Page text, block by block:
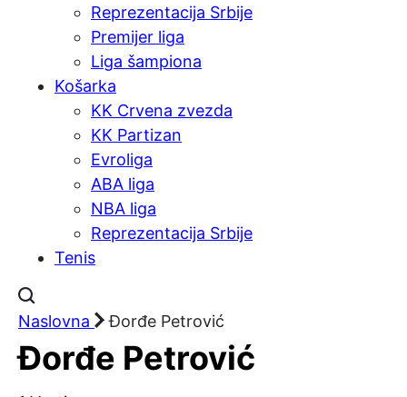
Reprezentacija Srbije
Premijer liga
Liga šampiona
Košarka
KK Crvena zvezda
KK Partizan
Evroliga
ABA liga
NBA liga
Reprezentacija Srbije
Tenis
Naslovna Đorđe Petrović
Đorđe Petrović